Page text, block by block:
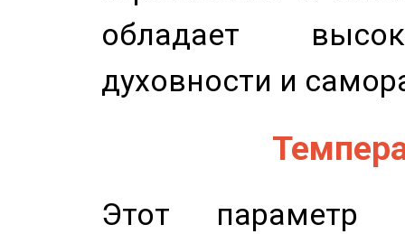
обладает
духовности и
Этот параметр